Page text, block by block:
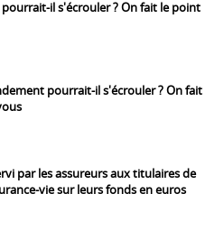
il s'écrouler ? On fait le point
pourrait-il s'écrouler ? On fait
par les assureurs aux titulaires de
vie sur leurs fonds en euros